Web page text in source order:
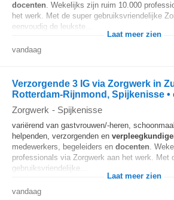
docenten. Wekelijks zijn ruim 10.000
het werk. Met de super gebruiksvriendelijke
eenvoudig de leukste...
Laat meer zien
vandaag
Verzorgende 3 IG via Zorgwerk in
Rotterdam-Rijnmond, Spijkenisse •
Zorgwerk - Spijkenisse
variërend van gastvrouwen/-heren,
helpenden, verzorgenden en
medewerkers, begeleiders en docenten.
professionals via Zorgwerk aan het werk. Met
gebruiksvriendelijke...
Laat meer zien
vandaag